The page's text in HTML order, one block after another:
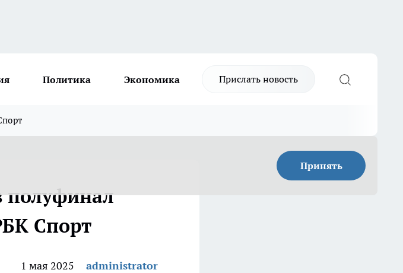
Политика Экономика Прислать новость
Принять
полуфинал
Спорт
1 мая 2025
administrator